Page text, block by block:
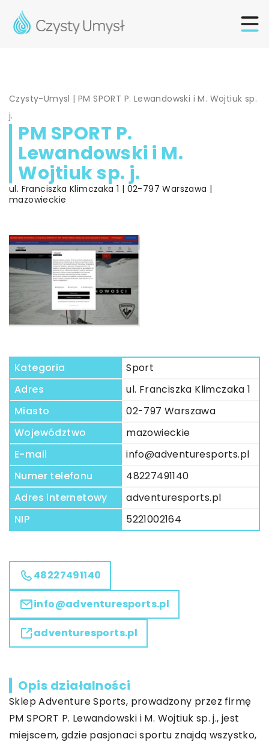
Czysty-Umysl |PM SPORT P. Lewandowski i M. Wojtiuk sp.
j.
PM SPORT P.
Lewandowski i M.
Wojtiuk sp. j.
ul. Franciszka Klimczaka 1 | 02-797 Warszawa |
mazowieckie
Kategoria
Sport
Adres
ul. Franciszka Klimczaka 1
Miasto
02-797 Warszawa
Województwo
mazowieckie
E-mail
info@adventuresports.pl
Numer telefonu
48227491140
Adres internetowy
adventuresports.pl
NIP
5221002164
48227491140
info@adventuresports.pl
adventuresports.pl
Opis działalności
Sklep Adventure Sports, prowadzony przez firmę
PM SPORT P. Lewandowski i M. Wojtiuk sp. j., jest
miejscem, gdzie pasjonaci sportu znajdą wszystko,